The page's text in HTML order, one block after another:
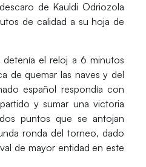
de Kauldi Odriozola
de calidad a su hoja de
detenía el reloj a 6 minutos
de quemar las naves y del
español respondía con
y sumar una victoria
puntos que se antojan
ronda del torneo, dado
de mayor entidad en este